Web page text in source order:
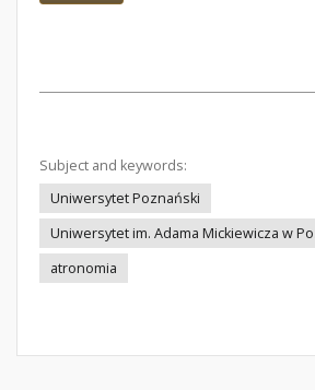
Subject and keywords:
Uniwersytet Poznański
Uniwersytet im. Adama Mickiewicza w
atronomia